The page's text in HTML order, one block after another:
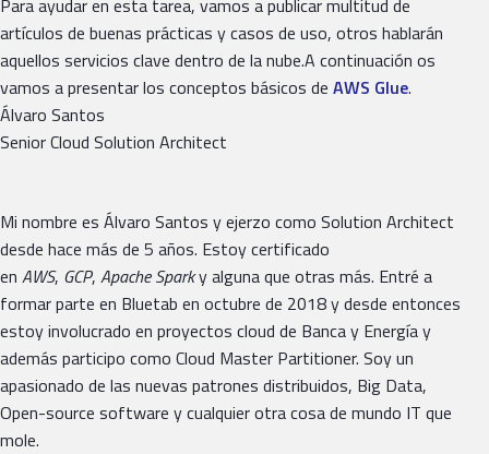
Para ayudar en esta tarea, vamos a publicar multitud de
artículos de buenas prácticas y casos de uso, otros hablarán
aquellos servicios clave dentro de la nube.A continuación os
vamos a presentar los conceptos básicos de AWS Glue.
Álvaro Santos
Senior Cloud Solution Architect
Mi nombre es Álvaro Santos y ejerzo como Solution Architect
desde hace más de 5 años. Estoy certificado
en AWS, GCP, Apache Sparky alguna que otras más. Entré a
formar parte en Bluetab en octubre de 2018 y desde entonces
estoy involucrado en proyectos cloud de Banca y Energía y
además participo como Cloud Master Partitioner. Soy un
apasionado de las nuevas patrones distribuidos, Big Data,
Open-source software y cualquier otra cosa de mundo IT que
mole.